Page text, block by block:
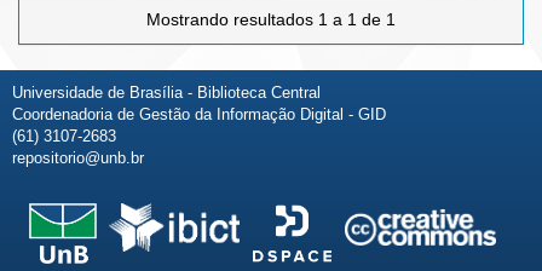
Mostrando resultados 1 a 1 de 1
Universidade de Brasília - Biblioteca Central
Coordenadoria de Gestão da Informação Digital - GID
(61) 3107-2683
repositorio@unb.br